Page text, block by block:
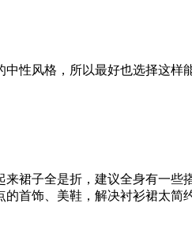
风格，所以最好也选择这样
裙子全是折，建议全身有一些
首饰、美鞋，解决衬衫裙太简